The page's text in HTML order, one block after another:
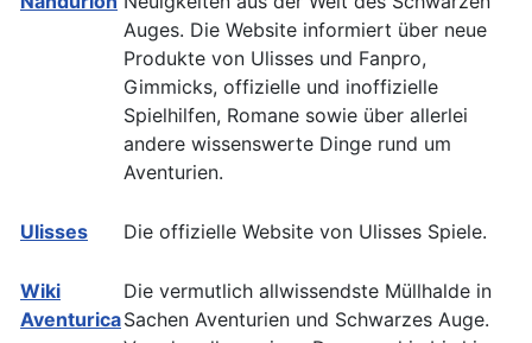
Auges. Die Website informiert über neue
Produkte von Ulisses und Fanpro,
Gimmicks, offizielle und inoffizielle
Spielhilfen, Romane sowie über allerlei
andere wissenswerte Dinge rund um
Aventurien.
Ulisses Die offizielle Website von Ulisses Spiele.
Wiki
Aventurica
Die vermutlich allwissendste Müllhalde in
Sachen Aventurien und Schwarzes Auge.